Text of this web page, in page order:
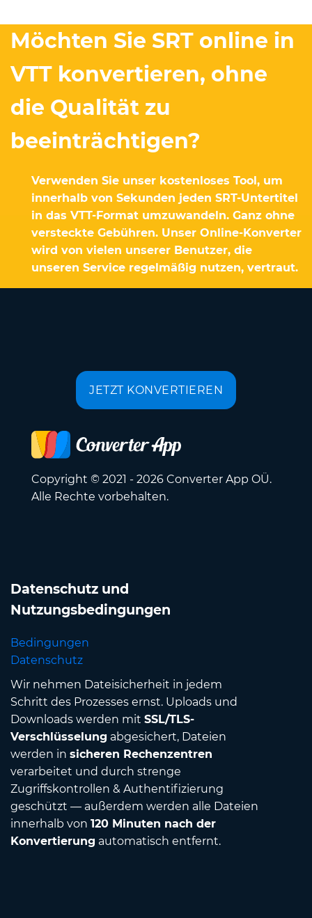
Möchten Sie SRT online in
VTT konvertieren, ohne
die Qualität zu
beeinträchtigen?
Verwenden Sie unser kostenloses Tool, um
innerhalb von Sekunden jeden SRT-Untertitel
in das VTT-Format umzuwandeln. Ganz ohne
versteckte Gebühren. Unser Online-Konverter
wird von vielen unserer Benutzer, die
unseren Service regelmäßig nutzen, vertraut.
JETZT KONVERTIEREN
Copyright © 2021 - 2026 Converter App OÜ.
Alle Rechte vorbehalten.
Datenschutz und
Nutzungsbedingungen
Bedingungen
Datenschutz
Wir nehmen Dateisicherheit in jedem
Schritt des Prozesses ernst. Uploads und
Downloads werden mit SSL/TLS-
Verschlüsselung abgesichert, Dateien
werden in sicheren Rechenzentren
verarbeitet und durch strenge
Zugriffskontrollen & Authentifizierung
geschützt — außerdem werden alle Dateien
innerhalb von 120 Minuten nach der
Konvertierung automatisch entfernt.